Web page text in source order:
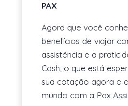
PAX
Agora que você
benefícios de viajar
assistência e a
Cash, o que está
sua cotação agora e
mundo com a Pax